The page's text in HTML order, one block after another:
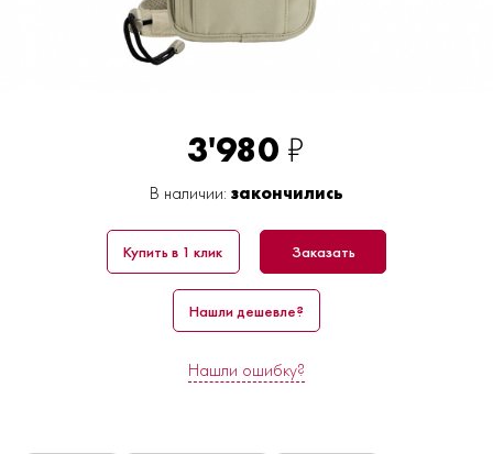
3'980 ₽
В наличии: закончились
Купить в 1 клик Заказать
Нашли дешевле?
Нашли ошибку?